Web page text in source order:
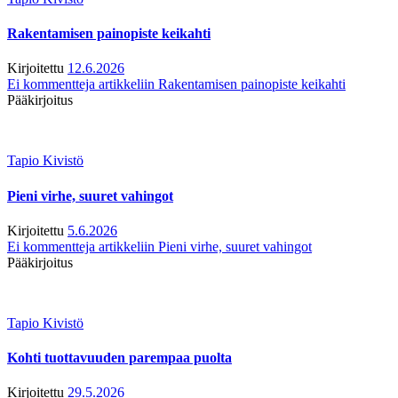
Rakentamisen painopiste keikahti
Kirjoitettu 12.6.2026
Ei kommentteja artikkeliin Rakentamisen painopiste keikahti
Pääkirjoitus
Tapio Kivistö
Pieni virhe, suuret vahingot
Kirjoitettu 5.6.2026
Ei kommentteja artikkeliin Pieni virhe, suuret vahingot
Pääkirjoitus
Tapio Kivistö
Kohti tuottavuuden parempaa puolta
Kirjoitettu 29.5.2026